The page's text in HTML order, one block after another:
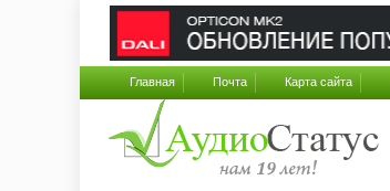
Главная Почта Карта сайта